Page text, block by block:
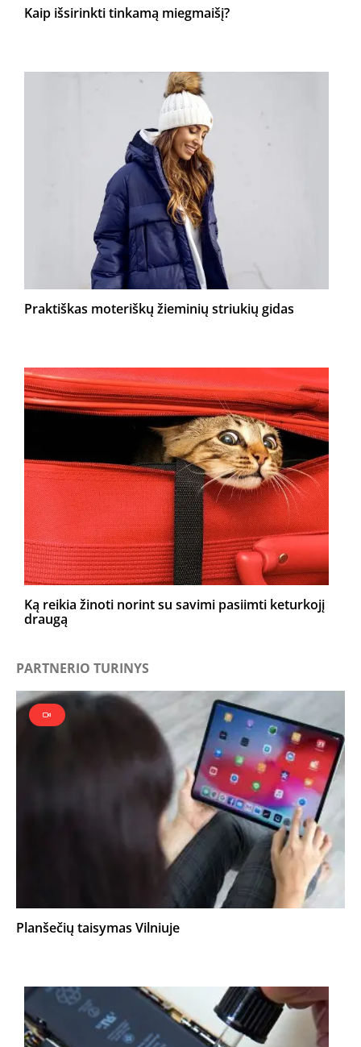
Kaip išsirinkti tinkamą miegmaišį?
Praktiškas moteriškų žieminių striukių gidas
Ką reikia žinoti norint su savimi pasiimti keturkojį
draugą
PARTNERIO TURINYS
Planšečių taisymas Vilniuje